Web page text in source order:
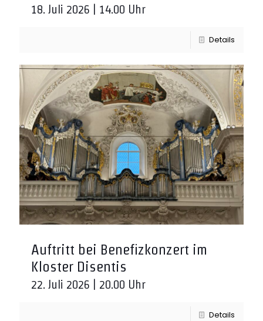
18. Juli 2026 | 14.00 Uhr
Details
Auftritt bei Benefizkonzert im
Kloster Disentis
22. Juli 2026 | 20.00 Uhr
Details